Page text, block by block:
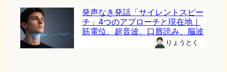
発声なき発話「サイレントスピー
チ」4つのアプローチと現在地｜
筋電位、超音波、口唇読み、脳波
りょうとく